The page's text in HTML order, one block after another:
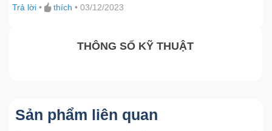
5 sao
Trả lời • thích • 03/12/2023
THÔNG SỐ KỸ THUẬT
Sản phẩm liên quan